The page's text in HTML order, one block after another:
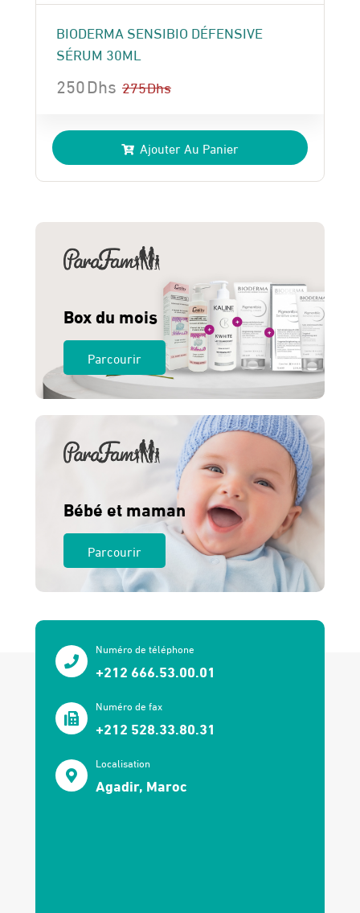
BIODERMA SENSIBIO DÉFENSIVE
SÉRUM 30ML
275Dhs
prix
initial
était :
250Dhs
prix
actuel
est :
Ajouter Au Panier
Box du mois
Parcourir
Bébé et maman
Parcourir
Numéro de téléphone
+212 666.53.00.01
Numéro de fax
+212 528.33.80.31
Localisation
Agadir, Maroc